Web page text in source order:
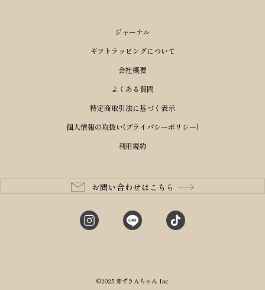
リュックサック・デイパック・バックパック
ショルダーバッグ
ボディバッグ・ウエストバッグ
長財布
二つ折り財布
三つ折り財布
コインケース・小銭入れ
m＋ エムピウ
PORTER 吉田カバン ポーター
BRIEFING ブリーフィング
Dakota ダコタ
CLEDRAN クレドラン
aniary アニアリ
CIE シー
StitchandSew ステッチアンドソー
オリジナルランドセル
女の子ランドセル
男の子ランドセル
ランドセル小物・その他
レッド
ピンク
パープル(ラベンダー)
キャメル
ブルー・ネイビー
価格から選ぶ
〜49,999円
50,000円〜59,999円
60,000円〜69,999円
70,000円〜79,999円
80,000円〜
アイテムから選ぶ
キャディバッグ
ヘッドカバー
ゴルフ小物
ゴルフウェア/アクセサリー
ブランドから選ぶ
BRIEFING ブリーフィング
master-piece マスターピース
JONES ジョーンズ
木の庄帆布
シーンから探す
誕生日
結婚祝い
出産祝い
入学・進学祝い
成人祝い
就職・栄転祝い
長寿・還暦祝い
性別・年齢から探す
男性向け
女性向け
10代
20代
30代
50代
予算から探す
〜4,999円
5,000円〜9,999円
10,000円〜19,999円
20,000円〜29,999円
40,000円〜
ジャーナル
ギフトラッピングについて
会社概要
よくある質問
特定商取引法に基づく表示
個人情報の取扱い(プライバシーポリシー)
利用規約
お問い合わせはこちら
©2025 赤ずきんちゃん Inc